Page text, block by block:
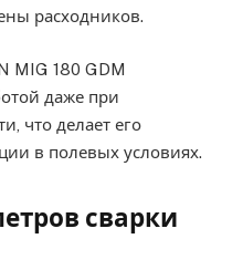
расходников.
MIG 180 GDM
даже при
что делает его
в полевых условиях.
сварки